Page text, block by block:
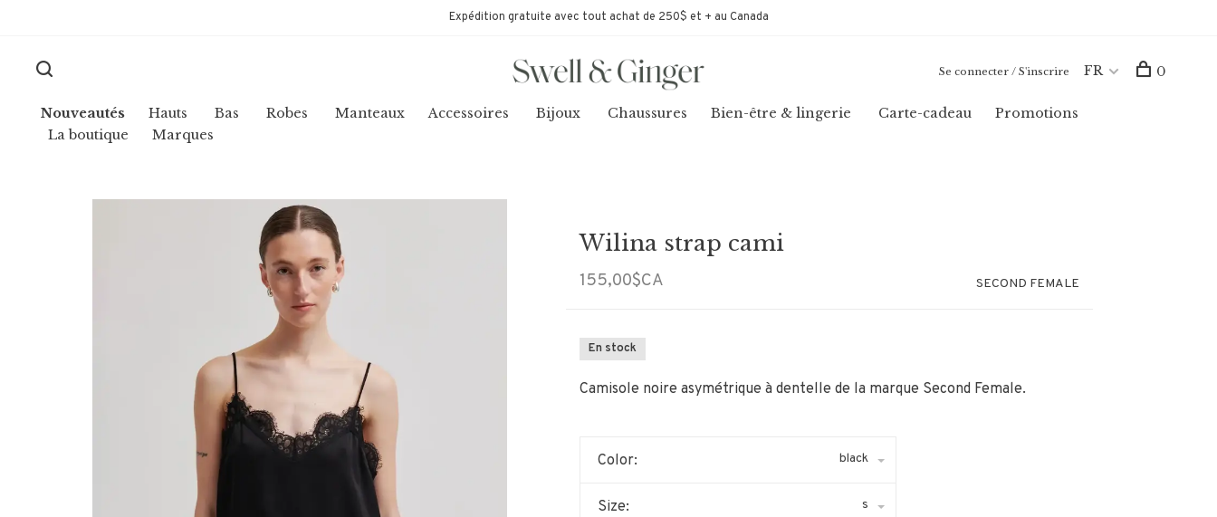
Expédition gratuite avec tout achat de 250$ et + au Canada
Nouveautés Hauts Bas Robes Manteaux Accessoires Bijoux Chaussures Bien-être & lingerie Carte-cadeau
Promotions
La boutique
Marques
Se connecter / S'inscrire FR 0
Wilina strap cami
155,00$CA SECOND FEMALE
En stock
Camisole noire asymétrique à dentelle de la marque Second Female.
Color: black
Size: s